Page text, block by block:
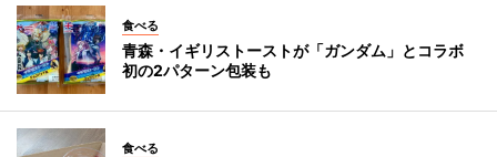
食べる
青森・イギリストーストが「ガンダム」とコラボ
初の2パターン包装も
食べる